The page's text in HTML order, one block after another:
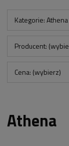
Kategorie: Athena
Producent:
Cena: (wybierz)
Athena